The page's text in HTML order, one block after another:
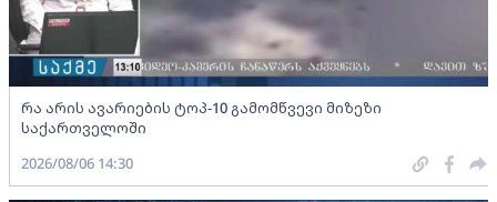
რა არის ავარიების ტოპ-10 გამომწვევი მიზეზი
საქართველოში
2026/08/06 14:30